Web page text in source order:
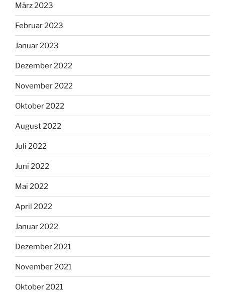
März 2023
Februar 2023
Januar 2023
Dezember 2022
November 2022
Oktober 2022
August 2022
Juli 2022
Juni 2022
Mai 2022
April 2022
Januar 2022
Dezember 2021
November 2021
Oktober 2021